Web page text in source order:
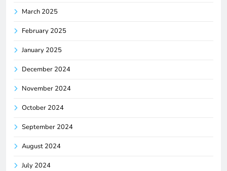
March 2025
February 2025
January 2025
December 2024
November 2024
October 2024
September 2024
August 2024
July 2024